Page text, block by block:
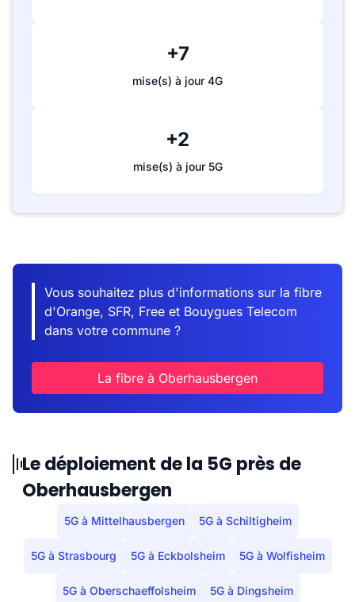
+7
mise(s) à jour 4G
+2
mise(s) à jour 5G
Vous souhaitez plus d'informations sur la fibre
d'Orange, SFR, Free et Bouygues Telecom
dans votre commune ?
La fibre à Oberhausbergen
Le déploiement de la 5G près de
Oberhausbergen
5G à Mittelhausbergen 5G à Schiltigheim
5G à Strasbourg 5G à Eckbolsheim 5G à Wolfisheim
5G à Oberschaeffolsheim 5G à Dingsheim